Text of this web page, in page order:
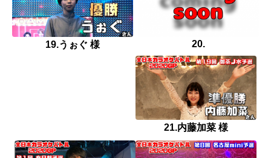
19.うぉぐ 様 20.
21.内藤加菜 様